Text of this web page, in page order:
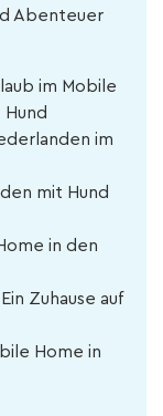
Abenteuer
im Mobile
im
mit Hund
in den
Zuhause auf
Home in